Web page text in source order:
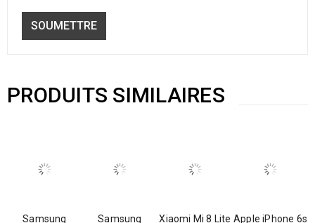
PRODUITS SIMILAIRES
Samsung
Samsung
Xiaomi Mi 8 Lite Apple iPhone 6s